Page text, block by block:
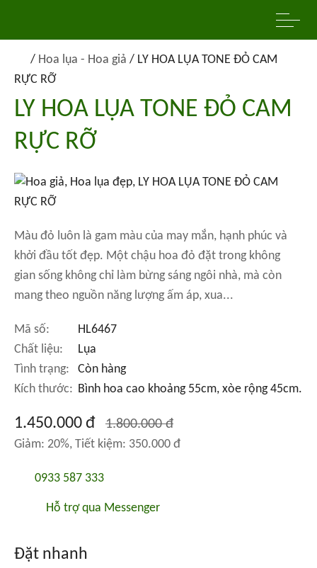
/ Hoa lụa - Hoa giả / LY HOA LỤA TONE ĐỎ CAM
RỰC RỠ
LY HOA LỤA TONE ĐỎ CAM
RỰC RỠ
Màu đỏ luôn là gam màu của may mắn, hạnh phúc và
khởi đầu tốt đẹp. Một chậu hoa đỏ đặt trong không
gian sống không chỉ làm bừng sáng ngôi nhà, mà còn
mang theo nguồn năng lượng ấm áp, xua...
Mã số:
HL6467
Chất liệu:
Lụa
Tình trạng:
Còn hàng
Kích thước: Bình hoa cao khoảng 55cm, xòe rộng 45cm.
1.450.000 đ 1.800.000 đ
Giảm: 20%, Tiết kiệm: 350.000 đ
0933 587 333
Hỗ trợ qua Messenger
Đặt nhanh